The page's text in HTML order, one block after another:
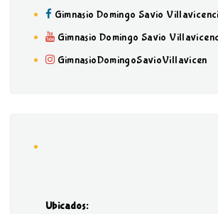
Gimnasio Domingo Savio
Gimnasio Domingo Savio
GimnasioDomingoSavioVillavicen
Ubicados: